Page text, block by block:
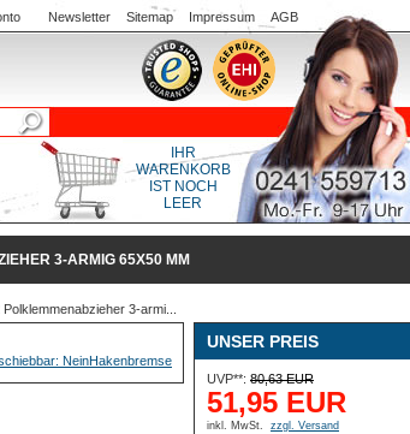
Newsletter Sitemap Impressum AGB
IHR
WARENKORB
IST NOCH
LEER
3-ARMIG 65X50 MM
3-armi...
UNSER PREIS
UVP**: 80,63 EUR
51,95 EUR
inkl. MwSt. zzgl. Versand